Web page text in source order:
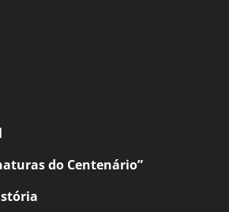
do Centenário”